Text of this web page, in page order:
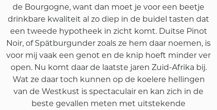
de Bourgogne, want dan moet je voor een beetje
drinkbare kwaliteit al zo diep in de buidel tasten dat
een tweede hypotheek in zicht komt. Duitse Pinot
Noir, of Spätburgunder zoals ze hem daar noemen, is
voor mij vaak een genot en de knip hoeft minder ver
open. Nu komt daar de laatste jaren Zuid-Afrika bij.
Wat ze daar toch kunnen op de koelere hellingen
van de Westkust is spectaculair en kan zich in de
beste gevallen meten met uitstekende